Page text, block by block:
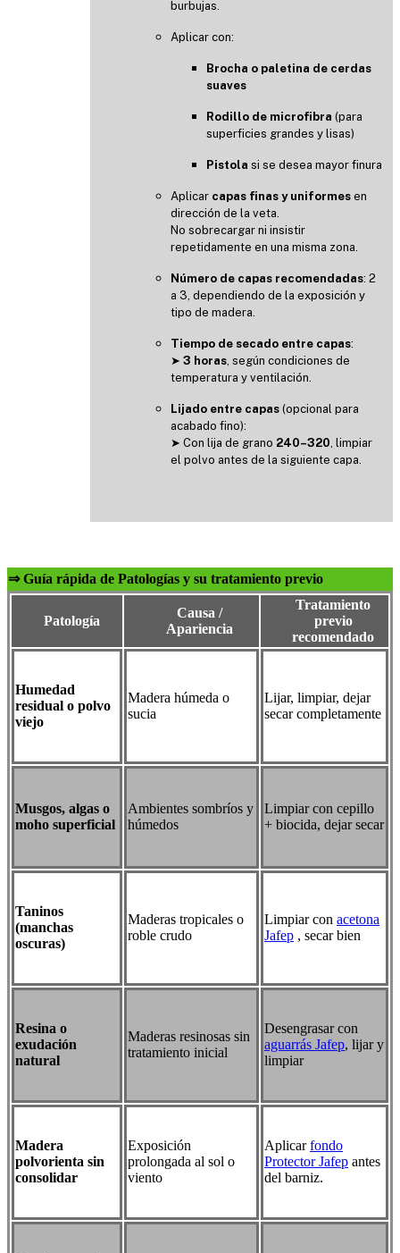
burbujas.
Aplicar con:
Brocha o paletina de cerdas
suaves
Rodillo de microfibra (para
superficies grandes y lisas)
Pistola si se desea mayor finura
Aplicar capas finas y uniformes en
dirección de la veta.
No sobrecargar ni insistir
repetidamente en una misma zona.
Número de capas recomendadas: 2
a 3, dependiendo de la exposición y
tipo de madera.
Tiempo de secado entre capas:
➤ 3 horas , según condiciones de
temperatura y ventilación.
Lijado entre capas (opcional para
acabado fino):
➤ Con lija de grano 240–320 , limpiar
el polvo antes de la siguiente capa.
⇒Guía rápida de Patologías y su tratamiento previo
Patología
Causa /
Apariencia
Tratamiento
previo
recomendado
Humedad
residual o polvo
viejo
Madera húmeda o
sucia
Lijar, limpiar, dejar
secar completamente
Musgos, algas o
moho superficial
Ambientes sombríos y
húmedos
Limpiar con cepillo
+ biocida, dejar secar
Taninos
(manchas
oscuras)
Maderas tropicales o
roble crudo
Limpiar con acetona
Jafep , secar bien
Resina o
exudación
natural
Maderas resinosas sin
tratamiento inicial
Desengrasar con
aguarrás Jafep, lijar y
limpiar
Madera
polvorienta sin
consolidar
Exposición
prolongada al sol o
viento
Aplicarfondo
Protector Jafep antes
del barniz.